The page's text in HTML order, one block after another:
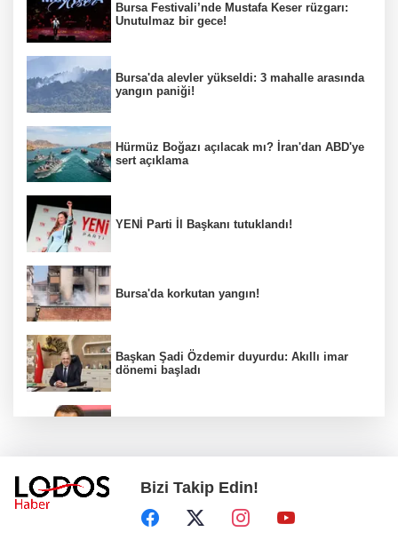
Bursa Festivali’nde Mustafa Keser rüzgarı:
Unutulmaz bir gece!
Bursa'da alevler yükseldi: 3 mahalle arasında
yangın paniği!
Hürmüz Boğazı açılacak mı? İran'dan ABD'ye
sert açıklama
YENİ Parti İl Başkanı tutuklandı!
Bursa'da korkutan yangın!
Başkan Şadi Özdemir duyurdu: Akıllı imar
dönemi başladı
Bakan Gürlek duyurdu: İki çocuk cinayeti
aydınlatıldı!
Bizi Takip Edin!